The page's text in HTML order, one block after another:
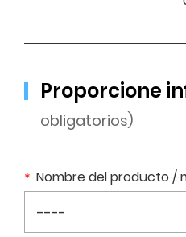
Proporcione
obligatorios)
Nombre del producto /